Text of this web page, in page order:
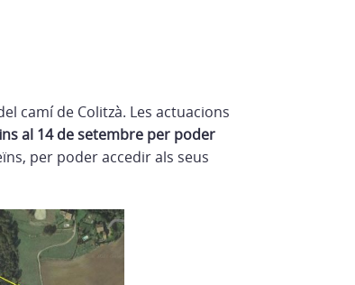
camí de Colitzà. Les actuacions
al 14 de setembre per poder
per poder accedir als seus